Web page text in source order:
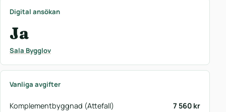
Digital ansökan
Ja
Sala Bygglov
Vanliga avgifter
Komplementbyggnad (Attefall)
7 560 kr